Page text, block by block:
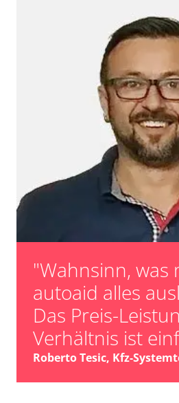
"Wahnsinn, was
autoaid alles
Das Preis-
Verhältnis ist
Roberto Tesic, Kfz-